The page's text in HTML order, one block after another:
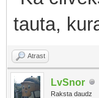
tauta,
Atrast
LvSnor
Raksta daudz